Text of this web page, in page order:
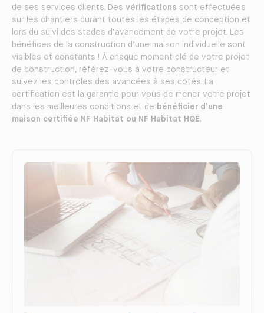
de ses services clients. Des vérifications sont effectuées
sur les chantiers durant toutes les étapes de conception et
lors du suivi des stades d’avancement de votre projet. Les
bénéfices de la construction d’une maison individuelle sont
visibles et constants ! À chaque moment clé de votre projet
de construction, référez-vous à votre constructeur et
suivez les contrôles des avancées à ses côtés. La
certification est la garantie pour vous de mener votre projet
dans les meilleures conditions et de bénéficier d’une
maison certifiée NF Habitat ou NF Habitat HQE.